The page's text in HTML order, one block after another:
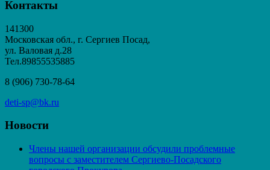
Контакты
141300
Московская обл., г. Сергиев Посад,
ул. Валовая д.28
Тел.89855535885
8 (906) 730-78-64
deti-sp@bk.ru
Новости
Члены нашей организации обсудили проблемные
вопросы с заместителем Сергиево-Посадского